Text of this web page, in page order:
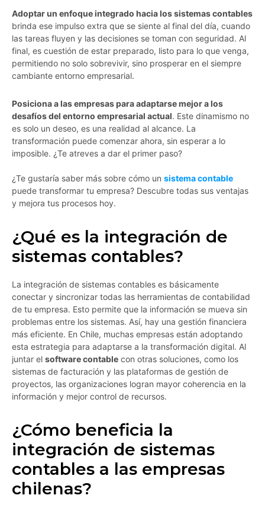
Adoptar un enfoque integrado hacia los sistemas contables
brinda ese impulso extra que se siente al final del día, cuando
las tareas fluyen y las decisiones se toman con seguridad. Al
final, es cuestión de estar preparado, listo para lo que venga,
permitiendo no solo sobrevivir, sino prosperar en el siempre
cambiante entorno empresarial.
Posiciona a las empresas para adaptarse mejor a los
desafíos del entorno empresarial actual. Este dinamismo no
es solo un deseo, es una realidad al alcance. La
transformación puede comenzar ahora, sin esperar a lo
imposible. ¿Te atreves a dar el primer paso?
¿Te gustaría saber más sobre cómo un sistema contable
puede transformar tu empresa? Descubre todas sus ventajas
y mejora tus procesos hoy.
¿Qué es la integración de
sistemas contables?
La integración de sistemas contables es básicamente
conectar y sincronizar todas las herramientas de contabilidad
de tu empresa. Esto permite que la información se mueva sin
problemas entre los sistemas. Así, hay una gestión financiera
más eficiente. En Chile, muchas empresas están adoptando
esta estrategia para adaptarse a la transformación digital. Al
juntar el software contable con otras soluciones, como los
sistemas de facturación y las plataformas de gestión de
proyectos, las organizaciones logran mayor coherencia en la
información y mejor control de recursos.
¿Cómo beneficia la
integración de sistemas
contables a las empresas
chilenas?